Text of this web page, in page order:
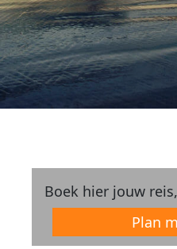
Boek hier jouw
Plan